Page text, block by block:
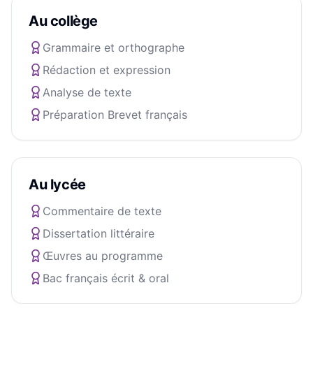
Au collège
Grammaire et orthographe
Rédaction et expression
Analyse de texte
Préparation Brevet français
Au lycée
Commentaire de texte
Dissertation littéraire
Œuvres au programme
Bac français écrit & oral